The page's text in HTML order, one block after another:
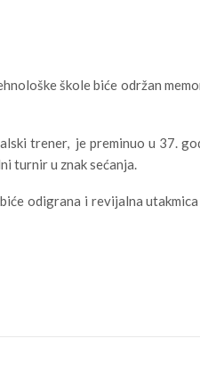
škole biće održan
trener, je preminuo u 37.
turnir u znak sećanja.
odigrana i revijalna